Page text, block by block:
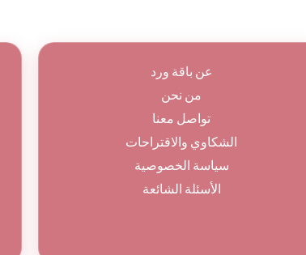
عن باقة ورد
من نحن
تواصل معنا
الشكاوي والاقتراحات
سياسة الخصوصية
الأسئلة الشائعة